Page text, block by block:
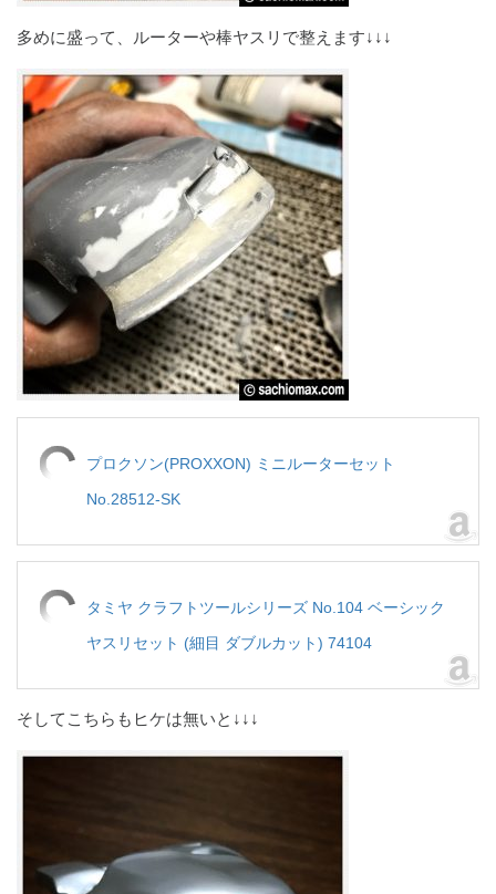
多めに盛って、ルーターや棒ヤスリで整えます↓↓↓
プロクソン(PROXXON) ミニルーターセット
No.28512-SK
タミヤ クラフトツールシリーズ No.104 ベーシック
ヤスリセット (細目 ダブルカット) 74104
そしてこちらもヒケは無いと↓↓↓